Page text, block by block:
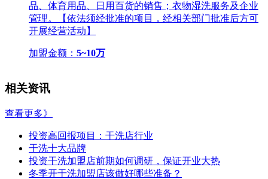
品、体育用品、日用百货的销售；衣物湿洗服务及企业
管理。【依法须经批准的项目，经相关部门批准后方可
开展经营活动】
加盟金额： 5~10万
相关资讯
查看更多》
投资高回报项目：干洗店行业
干洗十大品牌
投资干洗加盟店前期如何调研，保证开业大热
冬季开干洗加盟店该做好哪些准备？